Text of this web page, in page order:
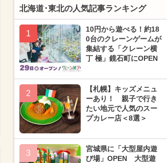
北海道･東北の人気記事ランキング
1
10円から遊べる！約18
0台のクレーンゲームが
集結する「クレーン横
丁 極」鏡石町にOPEN
2
【札幌】キッズメニュ
ーあり！ 親子で行き
たい地元で人気のスー
プカレー店＜8選＞
3
宮城県に「大型屋内遊
び場」OPEN 大型遊